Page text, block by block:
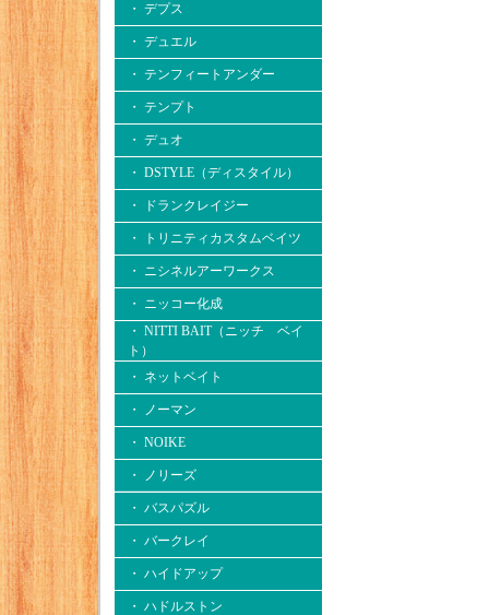
・ デプス
・ デュエル
・ テンフィートアンダー
・ テンプト
・ デュオ
・ DSTYLE（ディスタイル）
・ ドランクレイジー
・ トリニティカスタムベイツ
・ ニシネルアーワークス
・ ニッコー化成
・ NITTI BAIT（ニッチ ベイ
ト）
・ ネットベイト
・ ノーマン
・ NOIKE
・ ノリーズ
・ バスパズル
・ バークレイ
・ ハイドアップ
・ ハドルストン